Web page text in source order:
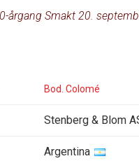
årgang Smakt 20.
Bod. Colomé
Stenberg & Blom
Argentina